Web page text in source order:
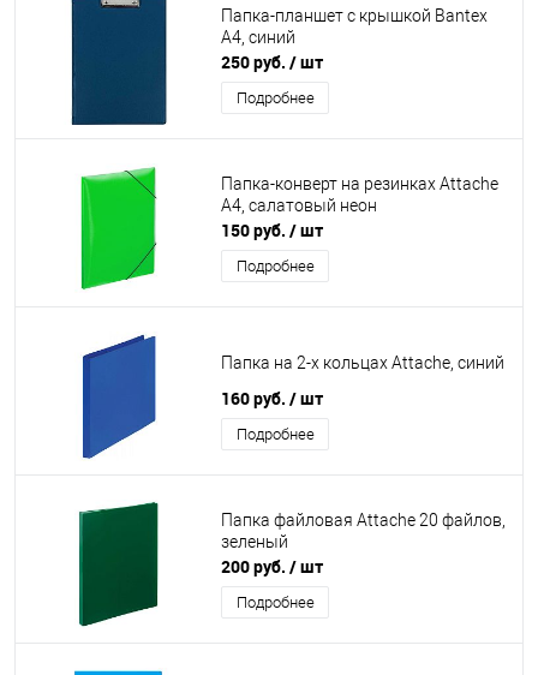
Папка-планшет с крышкой Bantex
А4, синий
250 руб. / шт
Подробнее
Папка-конверт на резинках Attache
А4, салатовый неон
150 руб. / шт
Подробнее
Папка на 2-х кольцах Attache, синий
160 руб. / шт
Подробнее
Папка файловая Attache 20 файлов,
зеленый
200 руб. / шт
Подробнее